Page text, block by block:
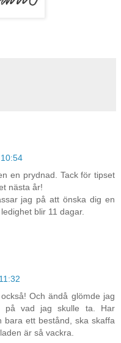
en prydnad. Tack för tipset
nästa år!
jag på att önska dig en
blir 11 dagar.
Och ändå glömde jag
på vad jag skulle ta. Har
bara ett bestånd, ska skaffa
är så vackra.